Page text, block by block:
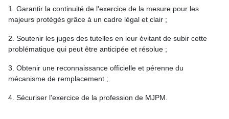
1. Garantir la continuité de l'exercice de la mesure pour les
majeurs protégés grâce à un cadre légal et clair ;
2. Soutenir les juges des tutelles en leur évitant de subir cette
problématique qui peut être anticipée et résolue ;
3. Obtenir une reconnaissance officielle et pérenne du
mécanisme de remplacement ;
4. Sécuriser l'exercice de la profession de MJPM.